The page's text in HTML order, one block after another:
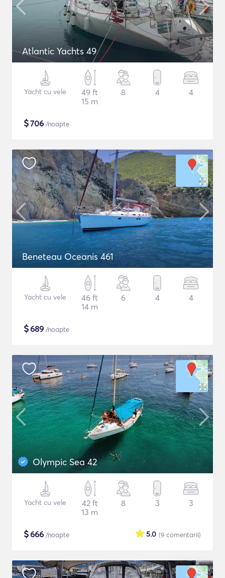
Atlantic Yachts 49
Yacht cu vele
49 ft
15 m
8 4 4
$706 /noapte
Beneteau Oceanis 461
Yacht cu vele
46 ft
14 m
6 4 4
$689 /noapte
Olympic Sea 42
Yacht cu vele
42 ft
13 m
8 3 3
$666 /noapte (9 comentarii)
5.0